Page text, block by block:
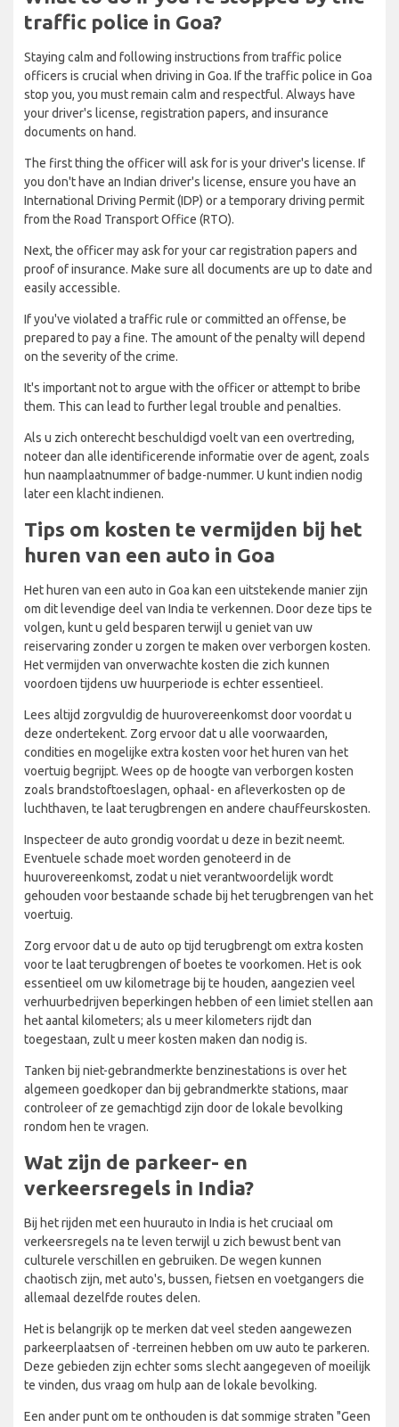
traffic police in Goa?
Staying calm and following instructions from traffic police
officers is crucial when driving in Goa. If the traffic police in Goa
stop you, you must remain calm and respectful. Always have
your driver's license, registration papers, and insurance
documents on hand.
The first thing the officer will ask for is your driver's license. If
you don't have an Indian driver's license, ensure you have an
International Driving Permit (IDP) or a temporary driving permit
from the Road Transport Office (RTO).
Next, the officer may ask for your car registration papers and
proof of insurance. Make sure all documents are up to date and
easily accessible.
If you've violated a traffic rule or committed an offense, be
prepared to pay a fine. The amount of the penalty will depend
on the severity of the crime.
It's important not to argue with the officer or attempt to bribe
them. This can lead to further legal trouble and penalties.
Als u zich onterecht beschuldigd voelt van een overtreding,
noteer dan alle identificerende informatie over de agent, zoals
hun naamplaatnummer of badge-nummer. U kunt indien nodig
later een klacht indienen.
Tips om kosten te vermijden bij het
huren van een auto in Goa
Het huren van een auto in Goa kan een uitstekende manier zijn
om dit levendige deel van India te verkennen. Door deze tips te
volgen, kunt u geld besparen terwijl u geniet van uw
reiservaring zonder u zorgen te maken over verborgen kosten.
Het vermijden van onverwachte kosten die zich kunnen
voordoen tijdens uw huurperiode is echter essentieel.
Lees altijd zorgvuldig de huurovereenkomst door voordat u
deze ondertekent. Zorg ervoor dat u alle voorwaarden,
condities en mogelijke extra kosten voor het huren van het
voertuig begrijpt. Wees op de hoogte van verborgen kosten
zoals brandstoftoeslagen, ophaal- en afleverkosten op de
luchthaven, te laat terugbrengen en andere chauffeurskosten.
Inspecteer de auto grondig voordat u deze in bezit neemt.
Eventuele schade moet worden genoteerd in de
huurovereenkomst, zodat u niet verantwoordelijk wordt
gehouden voor bestaande schade bij het terugbrengen van het
voertuig.
Zorg ervoor dat u de auto op tijd terugbrengt om extra kosten
voor te laat terugbrengen of boetes te voorkomen. Het is ook
essentieel om uw kilometrage bij te houden, aangezien veel
verhuurbedrijven beperkingen hebben of een limiet stellen aan
het aantal kilometers; als u meer kilometers rijdt dan
toegestaan, zult u meer kosten maken dan nodig is.
Tanken bij niet-gebrandmerkte benzinestations is over het
algemeen goedkoper dan bij gebrandmerkte stations, maar
controleer of ze gemachtigd zijn door de lokale bevolking
rondom hen te vragen.
Wat zijn de parkeer- en
verkeersregels in India?
Bij het rijden met een huurauto in India is het cruciaal om
verkeersregels na te leven terwijl u zich bewust bent van
culturele verschillen en gebruiken. De wegen kunnen
chaotisch zijn, met auto's, bussen, fietsen en voetgangers die
allemaal dezelfde routes delen.
Het is belangrijk op te merken dat veel steden aangewezen
parkeerplaatsen of -terreinen hebben om uw auto te parkeren.
Deze gebieden zijn echter soms slecht aangegeven of moeilijk
te vinden, dus vraag om hulp aan de lokale bevolking.
Een ander punt om te onthouden is dat sommige straten "Geen